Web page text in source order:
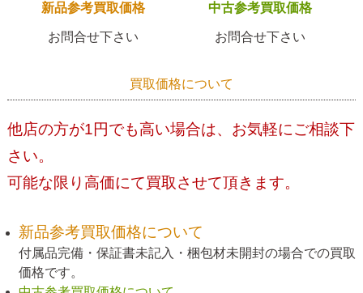
新品参考買取価格 中古参考買取価格
お問合せ下さい お問合せ下さい
買取価格について
他店の方が1円でも高い場合は、お気軽にご相談下
さい。
可能な限り高価にて買取させて頂きます。
新品参考買取価格について
付属品完備・保証書未記入・梱包材未開封の場合での買取
価格です。